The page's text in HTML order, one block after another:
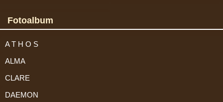
Fotoalbum
A T H O S
ALMA
CLARE
DAEMON